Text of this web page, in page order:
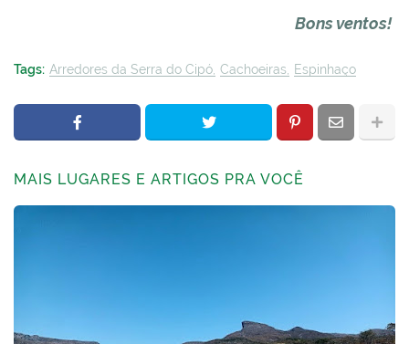
Bons ventos!
Tags: Arredores da Serra do Cipó Cachoeiras Espinhaço
MAIS LUGARES E ARTIGOS PRA VOCÊ